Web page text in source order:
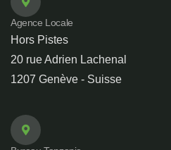
Agence Locale
Hors Pistes
20 rue Adrien Lachenal
1207 Genève - Suisse